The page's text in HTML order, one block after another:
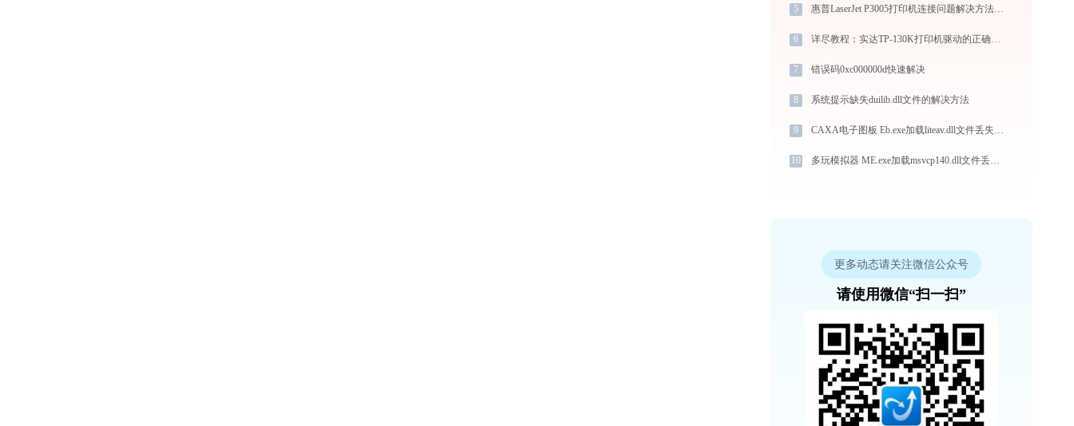
5 惠普LaserJet P3005打印机连接问题解决方法-金山毒霸
6 详尽教程：实达TP-130K打印机驱动的正确下载与安装方式
7 错误码0xc000000d快速解决
8 系统提示缺失duilib.dll文件的解决方法
9 CAXA电子图板 Eb.exe加载liteav.dll文件丢失处理办法
10 多玩模拟器 ME.exe加载msvcp140.dll文件丢失处理办法
更多动态请关注微信公众号
请使用微信“扫一扫”